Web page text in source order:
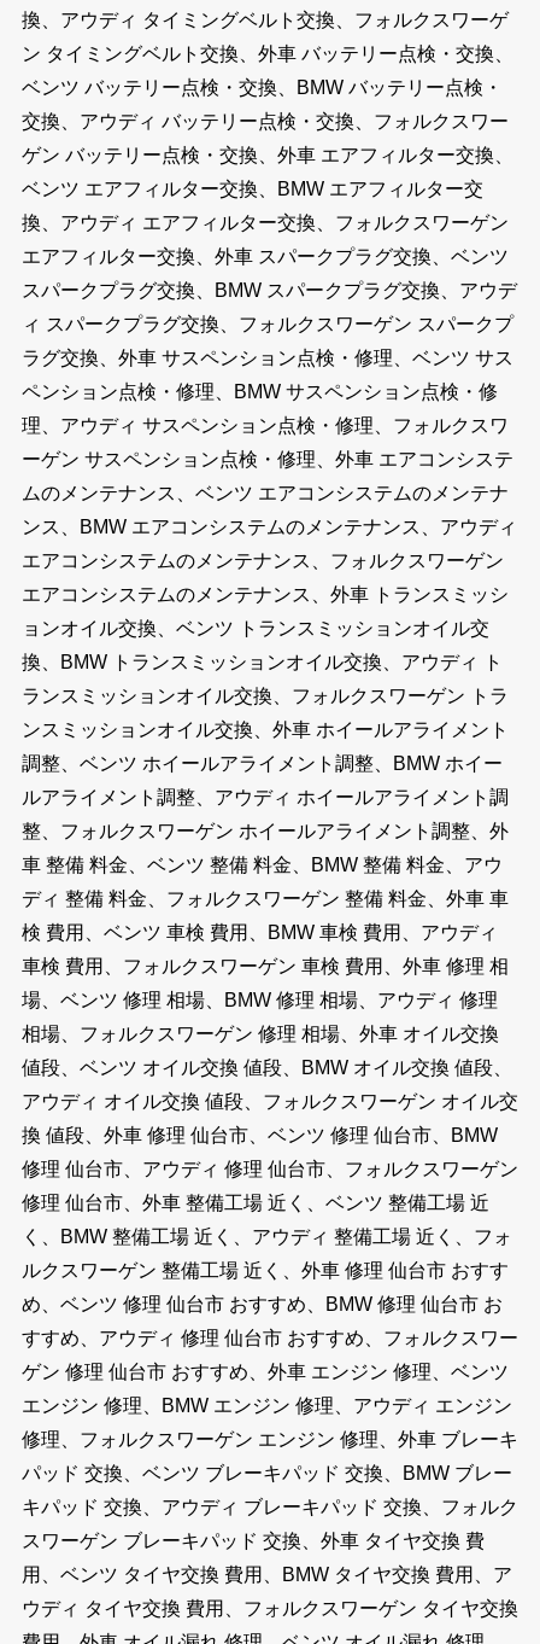
換、アウディ タイミングベルト交換、フォルクスワーゲ
ン タイミングベルト交換、外車 バッテリー点検・交換、
ベンツ バッテリー点検・交換、BMW バッテリー点検・
交換、アウディ バッテリー点検・交換、フォルクスワー
ゲン バッテリー点検・交換、外車 エアフィルター交換、
ベンツ エアフィルター交換、BMW エアフィルター交
換、アウディ エアフィルター交換、フォルクスワーゲン
エアフィルター交換、外車 スパークプラグ交換、ベンツ
スパークプラグ交換、BMW スパークプラグ交換、アウデ
ィ スパークプラグ交換、フォルクスワーゲン スパークプ
ラグ交換、外車 サスペンション点検・修理、ベンツ サス
ペンション点検・修理、BMW サスペンション点検・修
理、アウディ サスペンション点検・修理、フォルクスワ
ーゲン サスペンション点検・修理、外車 エアコンシステ
ムのメンテナンス、ベンツ エアコンシステムのメンテナ
ンス、BMW エアコンシステムのメンテナンス、アウディ
エアコンシステムのメンテナンス、フォルクスワーゲン
エアコンシステムのメンテナンス、外車 トランスミッシ
ョンオイル交換、ベンツ トランスミッションオイル交
換、BMW トランスミッションオイル交換、アウディ ト
ランスミッションオイル交換、フォルクスワーゲン トラ
ンスミッションオイル交換、外車 ホイールアライメント
調整、ベンツ ホイールアライメント調整、BMW ホイー
ルアライメント調整、アウディ ホイールアライメント調
整、フォルクスワーゲン ホイールアライメント調整、外
車 整備 料金、ベンツ 整備 料金、BMW 整備 料金、アウ
ディ 整備 料金、フォルクスワーゲン 整備 料金、外車 車
検 費用、ベンツ 車検 費用、BMW 車検 費用、アウディ
車検 費用、フォルクスワーゲン 車検 費用、外車 修理 相
場、ベンツ 修理 相場、BMW 修理 相場、アウディ 修理
相場、フォルクスワーゲン 修理 相場、外車 オイル交換
値段、ベンツ オイル交換 値段、BMW オイル交換 値段、
アウディ オイル交換 値段、フォルクスワーゲン オイル交
換 値段、外車 修理 仙台市、ベンツ 修理 仙台市、BMW
修理 仙台市、アウディ 修理 仙台市、フォルクスワーゲン
修理 仙台市、外車 整備工場 近く、ベンツ 整備工場 近
く、BMW 整備工場 近く、アウディ 整備工場 近く、フォ
ルクスワーゲン 整備工場 近く、外車 修理 仙台市 おすす
め、ベンツ 修理 仙台市 おすすめ、BMW 修理 仙台市 お
すすめ、アウディ 修理 仙台市 おすすめ、フォルクスワー
ゲン 修理 仙台市 おすすめ、外車 エンジン 修理、ベンツ
エンジン 修理、BMW エンジン 修理、アウディ エンジン
修理、フォルクスワーゲン エンジン 修理、外車 ブレーキ
パッド 交換、ベンツ ブレーキパッド 交換、BMW ブレー
キパッド 交換、アウディ ブレーキパッド 交換、フォルク
スワーゲン ブレーキパッド 交換、外車 タイヤ交換 費
用、ベンツ タイヤ交換 費用、BMW タイヤ交換 費用、ア
ウディ タイヤ交換 費用、フォルクスワーゲン タイヤ交換